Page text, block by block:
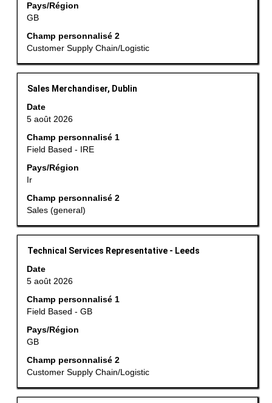
Sélectionnez
Pays/Région
GB
Champ personnalisé 2
Customer Supply Chain/Logistic
afficher
tout
le
contenu
informations
d’emploi.
Titre
Sales Merchandiser, Dublin
Date
5 août 2026
Champ personnalisé 1
Field Based - IRE
Pays/Région
Ir
Champ personnalisé 2
Sales (general)
Sélectionnez
avec
la
d’espacement
pour
afficher
tout
le
contenu
informations
d’emploi.
Titre
Technical Services Representative - Leeds
Date
5 août 2026
Champ personnalisé 1
Field Based - GB
Pays/Région
GB
Champ personnalisé 2
Customer Supply Chain/Logistic
Sélectionnez
avec
la
d’espacement
pour
afficher
tout
le
contenu
informations